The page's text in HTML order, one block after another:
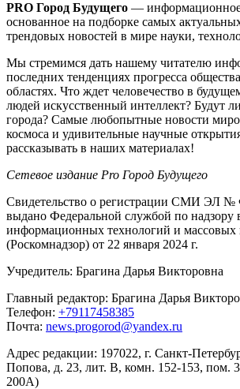
PRO Город Будущего — информационное
основанное на подборке самых
трендовых новостей в мире науки,
Мы стремимся дать нашему читателю
последних тенденциях прогресса
областях. Что ждет человечество в
людей искусственный интеллект? Будут
города? Самые любопытные новости
космоса и удивительные научные
рассказывать в наших материалах!
Сетевое издание Pro Город Будущего
Свидетельство о регистрации СМИ ЭЛ №
выдано Федеральной службой по надзору
информационных технологий и
(Роскомнадзор) от 22 января 2024 г.
Учредитель: Брагина Дарья Викторовна
Главный редактор: Брагина Дарья
Телефон: +79117458385
Почта: news.progorod@yandex.ru
Адрес редакции: 197022, г. Санкт-
Попова, д. 23, лит. В, комн. 152-153, пом.
200А)